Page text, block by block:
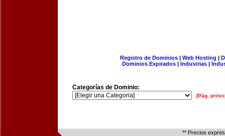
Registro de Dominios| Web Hosting |
Dominios Expirados | Industrias |
Categorías de Dominio:
[Pág.
** Precios